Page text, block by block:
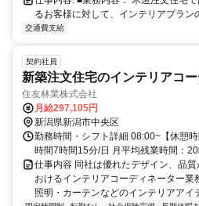
るお客様に対して、インテリアプラ
交通費支給
契約社員
新築注文住宅のインテリアコ
住友林業株式会社
月給297,105円
新潟県新潟市中央区
勤務時間・シフト詳細 08:00~【休憩
時間7時間15分/日 月平均残業時間：
仕事内容 同社は優れたデザイン、品
おけるインテリアコーディネーター業
照明・カーテンなどのインテリアアイ